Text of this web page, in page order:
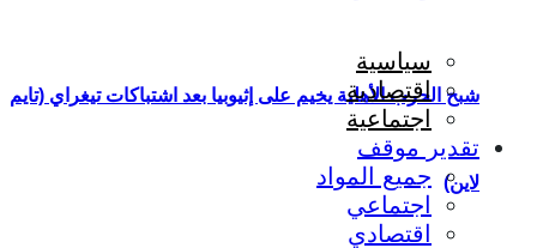
شبح الحرب الأهلية يخيم على إثيوبيا بعد اشتباكات تيغراي (تايم
لاين)
سياسية
اقتصادية
اجتماعية
تقدير موقف
جميع المواد
اجتماعي
اقتصادي